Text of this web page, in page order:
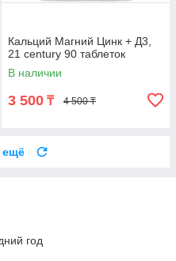
Кальций Магний Цинк + Д3,
21 century 90 таблеток
В наличии
3 500 ₸ 4 500 ₸
ещё
год